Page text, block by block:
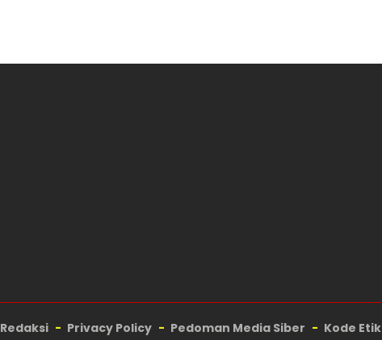
Redaksi Privacy Policy Pedoman Media Siber Kode Etik